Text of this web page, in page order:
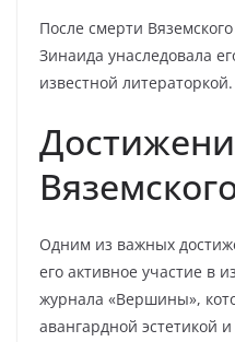
После смерти
Зинаида унаследовала
известной литераторкой.
Одним из важных
его активное участие в
журнала «Вершины»,
авангардной эстетикой